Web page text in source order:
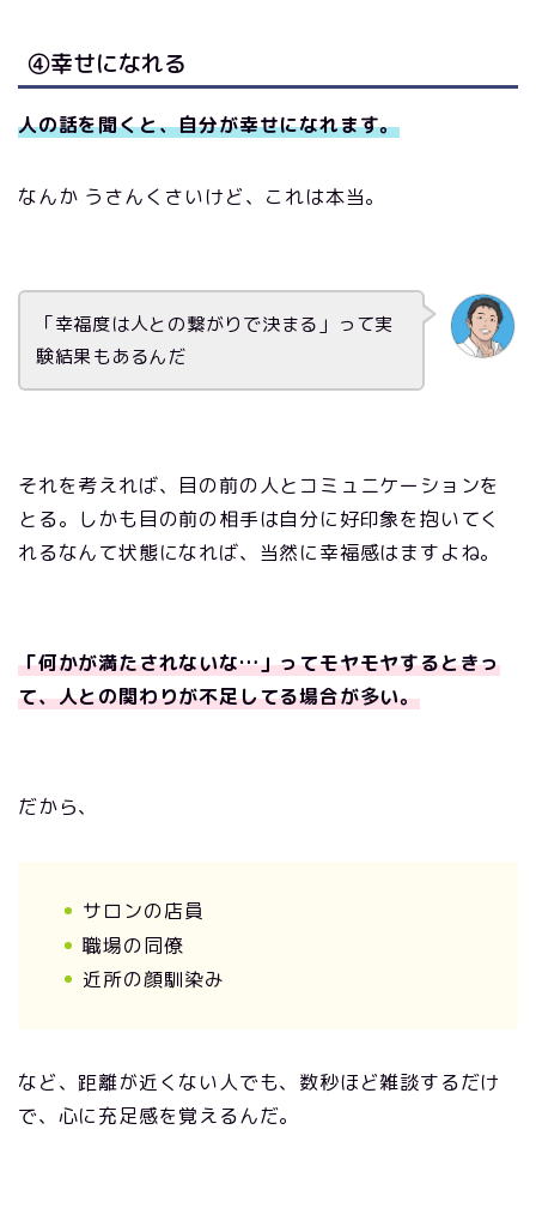
④幸せになれる
人の話を聞くと、自分が幸せになれます。
なんか うさんくさいけど、これは本当。
「幸福度は人との繋がりで決まる」って実
験結果もあるんだ
それを考えれば、目の前の人とコミュニケーションを
とる。しかも目の前の相手は自分に好印象を抱いてく
れるなんて状態になれば、当然に幸福感はますよね。
「何かが満たされないな…」ってモヤモヤするときっ
て、人との関わりが不足してる場合が多い。
だから、
サロンの店員
職場の同僚
近所の顔馴染み
など、距離が近くない人でも、数秒ほど雑談するだけ
で、心に充足感を覚えるんだ。